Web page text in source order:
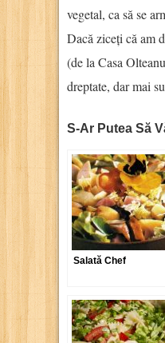
vegetal, ca să se
Dacă ziceți că am
(de la Casa
dreptate, dar mai
S-Ar Putea Să
Salată Chef